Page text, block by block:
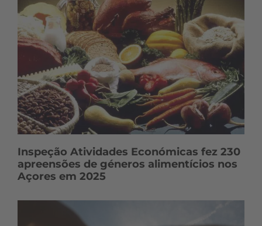
Inspeção Atividades Económicas fez 230
apreensões de géneros alimentícios nos
Açores em 2025